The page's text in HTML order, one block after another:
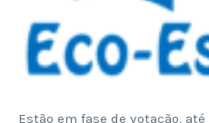
Estão em fase de votação,